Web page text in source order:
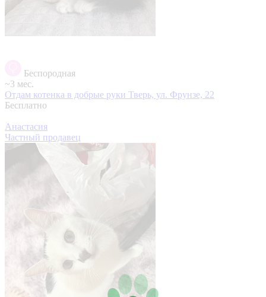
Беспородная
~3 мес.
Отдам котенка в добрые руки Тверь, ул. Фрунзе, 22
Бесплатно
Анастасия
Частный продавец